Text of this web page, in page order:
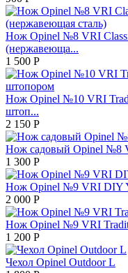
Нож Opinel №8 VRI
(нержавеюща...
1 500 Р
Нож Opinel №10 VRI
штоп...
2 150 Р
Нож садовый Opinel №8
1 300 Р
Нож Opinel №9 VRI DIY
2 000 Р
Нож Opinel №9 VRI
1 200 Р
Чехол Opinel Outdoor L